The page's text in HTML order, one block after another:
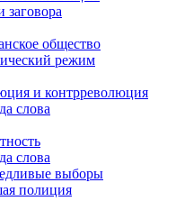
заговора
общество
режим
и контрреволюция
слова
слова
выборы
полиция